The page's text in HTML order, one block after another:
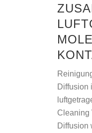
Diffusion
Cleaning
Diffusion